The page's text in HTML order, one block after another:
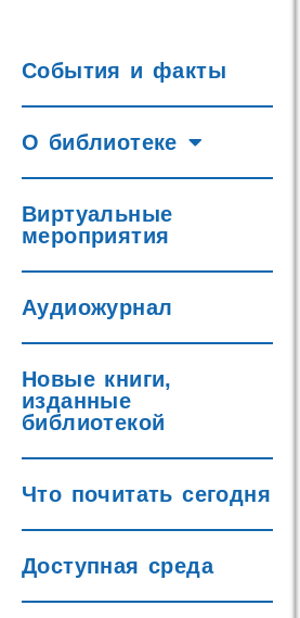
События и факты
О библиотеке
Виртуальные
мероприятия
Аудиожурнал
Новые книги,
изданные
библиотекой
Что почитать сегодня
Доступная среда